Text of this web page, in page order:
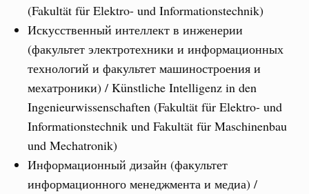
(Fakultät für Elektro- und Informationstechnik)
Искусственный интеллект в инженерии
(факультет электротехники и информационных
технологий и факультет машиностроения и
мехатроники) / Künstliche Intelligenz in den
Ingenieurwissenschaften (Fakultät für Elektro- und
Informationstechnik und Fakultät für Maschinenbau
und Mechatronik)
Информационный дизайн (факультет
информационного менеджмента и медиа) /